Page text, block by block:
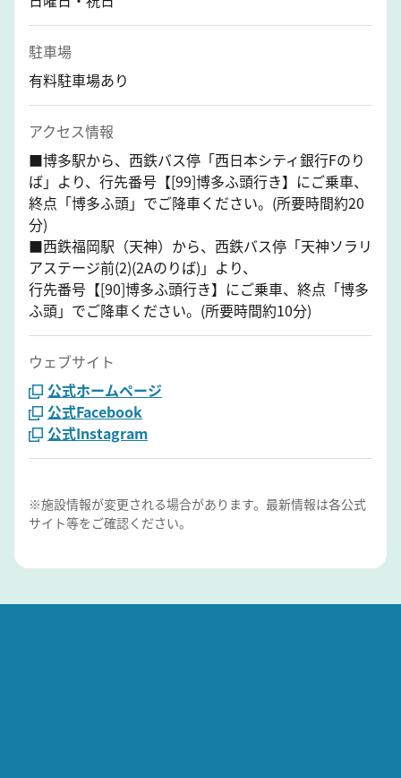
駐車場
有料駐車場あり
アクセス情報
■博多駅から、西鉄バス停「西日本シティ銀行Fのり
ば」より、行先番号【[99]博多ふ頭行き】にご乗車、
終点「博多ふ頭」でご降車ください。(所要時間約20
分)
■西鉄福岡駅（天神）から、西鉄バス停「天神ソラリ
アステージ前(2)(2Aのりば)」より、
行先番号【[90]博多ふ頭行き】にご乗車、終点「博多
ふ頭」でご降車ください。(所要時間約10分)
ウェブサイト
公式ホームページ
公式Facebook
公式Instagram
※施設情報が変更される場合があります。最新情報は各公式
サイト等をご確認ください。